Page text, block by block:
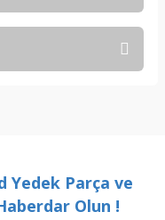
Yedek Parça ve
Olun !